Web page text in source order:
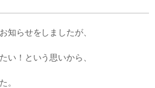
知らせをしましたが、
い！という思いから、
。